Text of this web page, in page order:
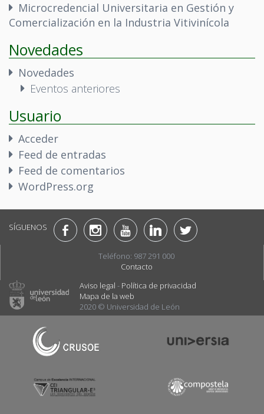
Microcredencial Universitaria en Gestión y
Comercialización en la Industria Vitivinícola
Novedades
Novedades
Eventos anteriores
Usuario
Acceder
Feed de entradas
Feed de comentarios
WordPress.org
SÍGUENOS
Teléfono: 987 291 000
Contacto
Aviso legal - Política de privacidad
Mapa de la web
2020 © Universidad de León